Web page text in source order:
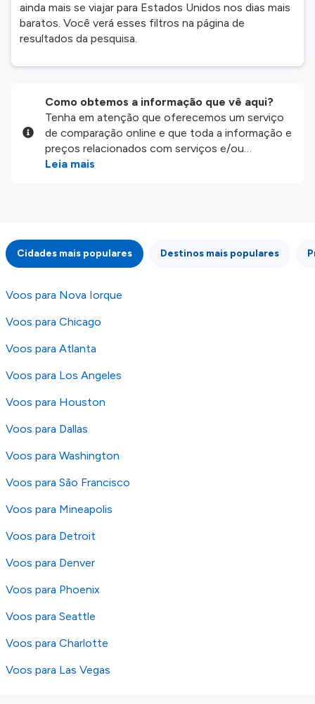
ainda mais se viajar para Estados Unidos nos dias mais
baratos. Você verá esses filtros na página de
resultados da pesquisa.
Como obtemos a informação que vê aqui?
Tenha em atenção que oferecemos um serviço
de comparação online e que toda a informação e
preços relacionados com serviços e/ou
produtos disponíveis no nosso website são
integridade ou pela precisão da informação
publicada, por isso verifique com atenção todas
as condições no website do parceiro antes de
fazer uma reserva. Para mais detalhes verifique
os nossosTermos e Condições
Leia mais
Cidades mais populares Destinos mais populares
Voos para Nova Iorque
Voos para Chicago
Voos para Atlanta
Voos para Los Angeles
Voos para Houston
Voos para Dallas
Voos para Washington
Voos para São Francisco
Voos para Mineapolis
Voos para Detroit
Voos para Denver
Voos para Phoenix
Voos para Seattle
Voos para Charlotte
Voos para Las Vegas